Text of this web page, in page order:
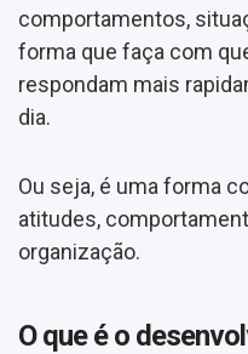
comportamentos,
forma que faça com
respondam mais
dia.
Ou seja, é uma forma
atitudes,
organização.
O que é o